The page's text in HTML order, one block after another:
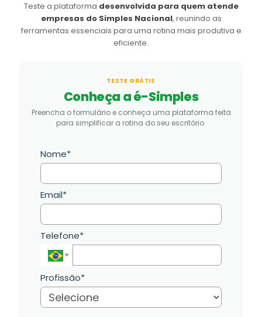
Teste a plataforma desenvolvida para quem atende
empresas do Simples Nacional, reunindo as
ferramentas essenciais para uma rotina mais produtiva e
eficiente.
TESTE GRÁTIS
Conheça a é-Simples
Preencha o formulário e conheça uma plataforma feita
para simplificar a rotina do seu escritório.
Nome*
Email*
Telefone*
Profissão*